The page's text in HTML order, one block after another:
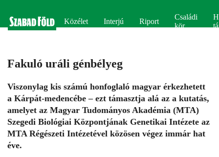
Közélet Interjú Riport
Családi
kör
Fakuló uráli génbélyeg
Viszonylag kis számú honfoglaló magyar érkezhetett
a Kárpát-medencébe – ezt támasztja alá az a kutatás,
amelyet az Magyar Tudományos Akadémia (MTA)
Szegedi Biológiai Központjának Genetikai Intézete az
MTA Régészeti Intézetével közösen végez immár hat
éve.